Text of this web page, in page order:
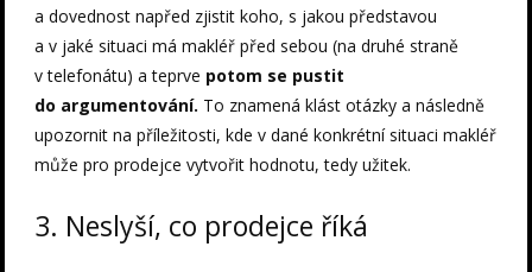
a dovednost napřed zjistit koho, s jakou představou
a v jaké situaci má makléř před sebou (na druhé straně
v telefonátu) a teprve potom se pustit
do argumentování. To znamená klást otázky a následně
upozornit na příležitosti, kde v dané konkrétní situaci makléř
může pro prodejce vytvořit hodnotu, tedy užitek.
3. Neslyší, co prodejce říká